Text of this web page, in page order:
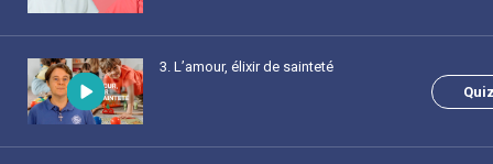
3. L’amour, élixir de sainteté